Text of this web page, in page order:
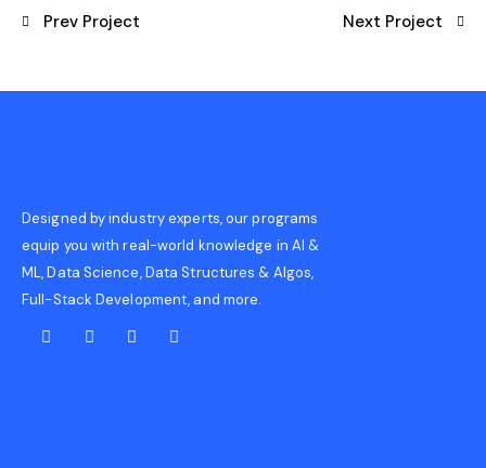
Prev Project Next Project
Designed by industry experts, our programs
equip you with real-world knowledge in AI &
ML, Data Science, Data Structures & Algos,
Full-Stack Development, and more.